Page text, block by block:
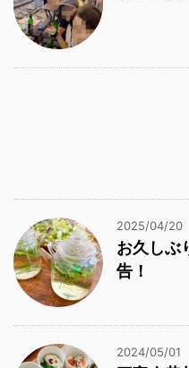
2025/04/20
お久し
告！
2024/05/01